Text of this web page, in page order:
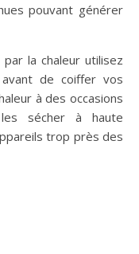
pouvant générer
la chaleur utilisez
de coiffer vos
à des occasions
sécher à haute
trop près des